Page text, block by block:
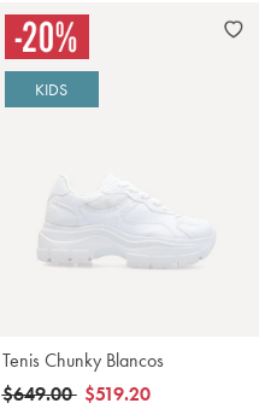
KIDS
Tenis Chunky Blancos
Precio reducido de
$649.00a$519.20